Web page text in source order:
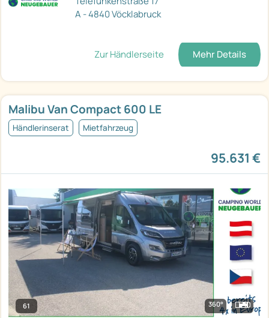
A - 4840 Vöcklabruck
Zur Händlerseite Mehr Details
Malibu Van Compact 600 LE
Händlerinserat Mietfahrzeug
95.631 €
61 360°